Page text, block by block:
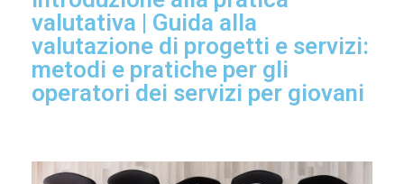
valutativa | Guida alla
valutazione di progetti e servizi:
metodi e pratiche per gli
operatori dei servizi per giovani